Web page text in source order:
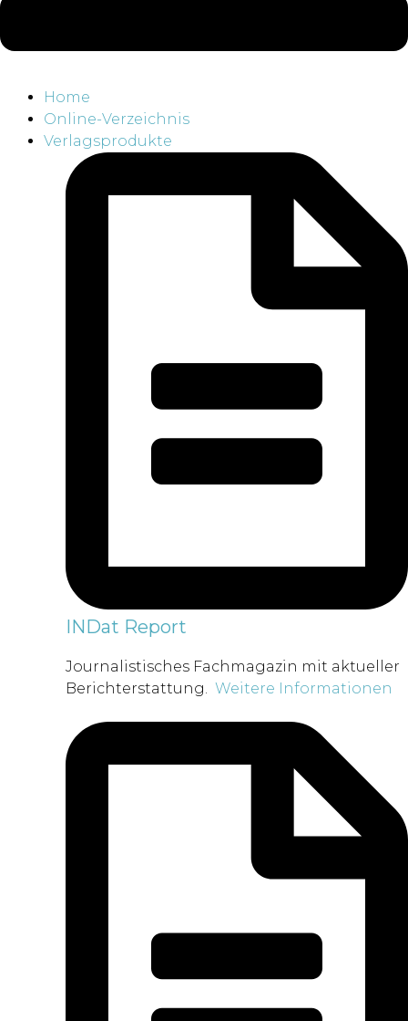
Home
Online-Verzeichnis
Verlagsprodukte
INDat Report
Journalistisches Fachmagazin mit aktueller
Berichterstattung. Weitere Informationen